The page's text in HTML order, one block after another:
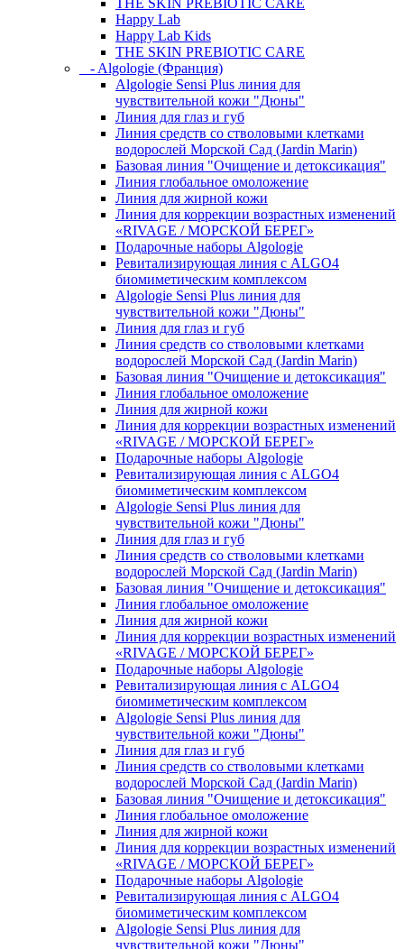
THE SKIN PREBIOTIC CARE
Happy Lab
Happy Lab Kids
THE SKIN PREBIOTIC CARE
- Algologie (Франция)
Algologie Sensi Plus линия для
чувcтвительной кожи "Дюны"
Линия для глаз и губ
Линия средств со стволовыми клетками
водорослей Морской Сад (Jardin Marin)
Базовая линия "Очищение и детоксикация"
Линия глобальное омоложение
Линия для жирной кожи
Линия для коррекции возрастных изменений
«RIVAGE / МОРСКОЙ БЕРЕГ»
Подарочные наборы Algologie
Ревитализирующая линия с ALGO4
биомиметическим комплексом
Algologie Sensi Plus линия для
чувcтвительной кожи "Дюны"
Линия для глаз и губ
Линия средств со стволовыми клетками
водорослей Морской Сад (Jardin Marin)
Базовая линия "Очищение и детоксикация"
Линия глобальное омоложение
Линия для жирной кожи
Линия для коррекции возрастных изменений
«RIVAGE / МОРСКОЙ БЕРЕГ»
Подарочные наборы Algologie
Ревитализирующая линия с ALGO4
биомиметическим комплексом
Algologie Sensi Plus линия для
чувcтвительной кожи "Дюны"
Линия для глаз и губ
Линия средств со стволовыми клетками
водорослей Морской Сад (Jardin Marin)
Базовая линия "Очищение и детоксикация"
Линия глобальное омоложение
Линия для жирной кожи
Линия для коррекции возрастных изменений
«RIVAGE / МОРСКОЙ БЕРЕГ»
Подарочные наборы Algologie
Ревитализирующая линия с ALGO4
биомиметическим комплексом
Algologie Sensi Plus линия для
чувcтвительной кожи "Дюны"
Линия для глаз и губ
Линия средств со стволовыми клетками
водорослей Морской Сад (Jardin Marin)
Базовая линия "Очищение и детоксикация"
Линия глобальное омоложение
Линия для жирной кожи
Линия для коррекции возрастных изменений
«RIVAGE / МОРСКОЙ БЕРЕГ»
Подарочные наборы Algologie
Ревитализирующая линия с ALGO4
биомиметическим комплексом
Algologie Sensi Plus линия для
чувcтвительной кожи "Дюны"